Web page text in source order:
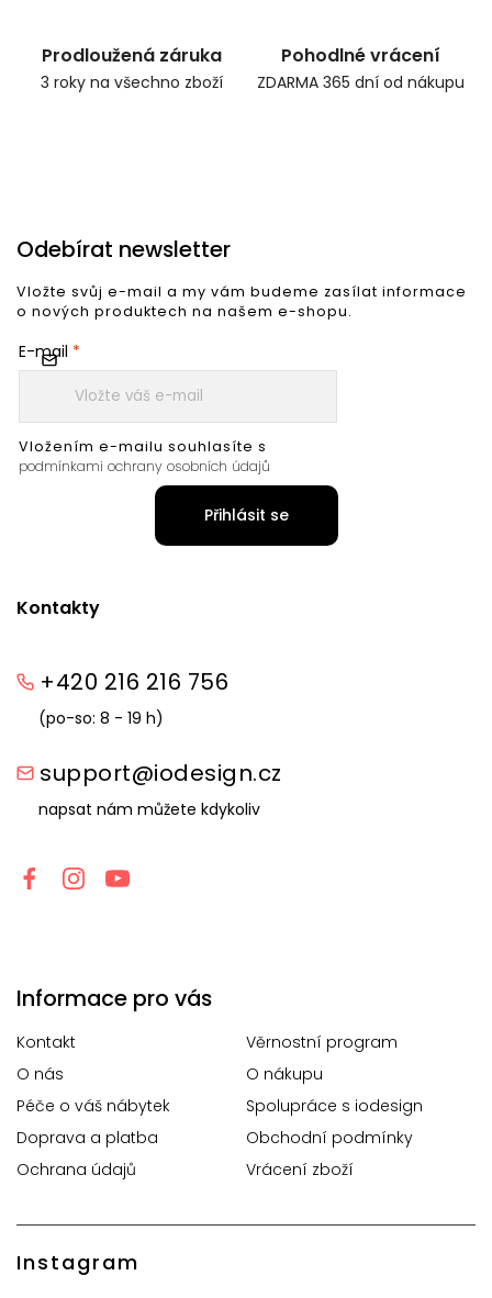
Prodloužená záruka
3 roky na všechno zboží
Pohodlné vrácení
ZDARMA 365 dní od nákupu
Kontakty
+420 216 216 756
(po-so: 8 - 19 h)
support@iodesign.cz
napsat nám můžete kdykoliv
Informace pro vás
Kontakt
Věrnostní program
O nás
O nákupu
Péče o váš nábytek
Spolupráce s iodesign
Doprava a platba
Obchodní podmínky
Ochrana údajů
Vrácení zboží
Instagram
Odebírat newsletter
Vložte svůj e-mail a my vám budeme zasílat informace
o nových produktech na našem e-shopu.
E-mail
Vložením e-mailu souhlasíte s
podmínkami ochrany osobních údajů
Přihlásit se